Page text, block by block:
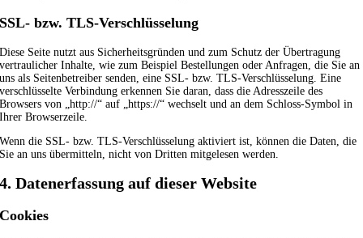
SSL- bzw. TLS-Verschlüsselung
Diese Seite nutzt aus Sicherheitsgründen und zum Schutz der Übertragung
vertraulicher Inhalte, wie zum Beispiel Bestellungen oder Anfragen, die Sie an
uns als Seitenbetreiber senden, eine SSL- bzw. TLS-Verschlüsselung. Eine
verschlüsselte Verbindung erkennen Sie daran, dass die Adresszeile des
Browsers von „http://“ auf „https://“ wechselt und an dem Schloss-Symbol in
Ihrer Browserzeile.
Wenn die SSL- bzw. TLS-Verschlüsselung aktiviert ist, können die Daten, die
Sie an uns übermitteln, nicht von Dritten mitgelesen werden.
4. Datenerfassung auf dieser Website
Cookies